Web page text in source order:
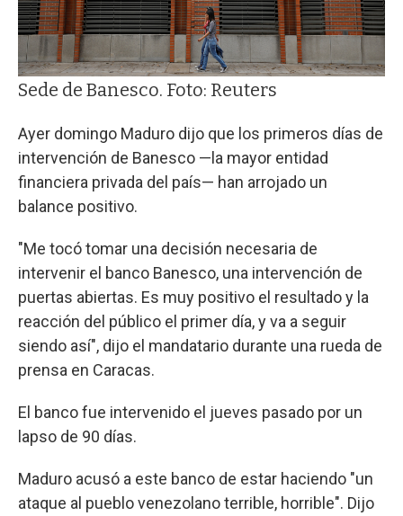
Sede de Banesco. Foto: Reuters
Ayer domingo Maduro dijo que los primeros días de
intervención de Banesco —la mayor entidad
financiera privada del país— han arrojado un
balance positivo.
"Me tocó tomar una decisión necesaria de
intervenir el banco Banesco, una intervención de
puertas abiertas. Es muy positivo el resultado y la
reacción del público el primer día, y va a seguir
siendo así", dijo el mandatario durante una rueda de
prensa en Caracas.
El banco fue intervenido el jueves pasado por un
lapso de 90 días.
Maduro acusó a este banco de estar haciendo "un
ataque al pueblo venezolano terrible, horrible". Dijo